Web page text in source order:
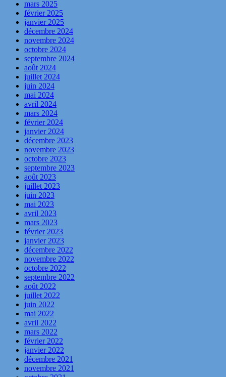
mars 2025
février 2025
janvier 2025
décembre 2024
novembre 2024
octobre 2024
septembre 2024
août 2024
juillet 2024
juin 2024
mai 2024
avril 2024
mars 2024
février 2024
janvier 2024
décembre 2023
novembre 2023
octobre 2023
septembre 2023
août 2023
juillet 2023
juin 2023
mai 2023
avril 2023
mars 2023
février 2023
janvier 2023
décembre 2022
novembre 2022
octobre 2022
septembre 2022
août 2022
juillet 2022
juin 2022
mai 2022
avril 2022
mars 2022
février 2022
janvier 2022
décembre 2021
novembre 2021